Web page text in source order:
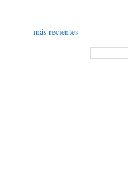
más recientes